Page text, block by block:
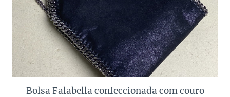
Bolsa Falabella confeccionada com couro